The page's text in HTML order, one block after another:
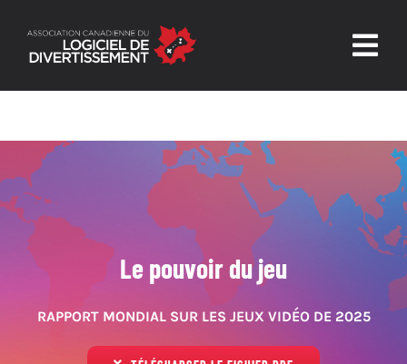
content
L’ALD
Confiance et sécurité
Nouvelles et ressourcesLe pouvoir du jeu
RAPPORT MONDIAL SUR LES JEUX VIDÉO DE 2025